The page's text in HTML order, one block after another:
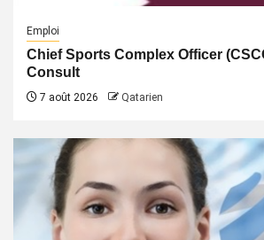
Emploi
Chief Sports Complex Officer
Consult
7 août 2026 Qatarien